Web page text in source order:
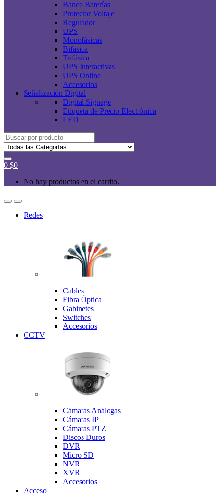
Banco Baterías
Protector Voltaje
Regulador
UPS
Monofásicas
Bifasica
Trifásica
UPS Interactivas
UPS Online
Accesorios
Señalización Digital
Digital Signage
Etiqueta de Precio Electrónica
LED
Buscar
por:
0 $0
No hay productos en el carrito.
Redes
Cables
Fibra Óptica
Gabinetes
Switches
Accesorios
CCTV
Cámaras Análogas
Cámaras IP
Cámaras PTZ
Discos Duros
DVR
Micro SD
NVR
XVR
Accesorios
Acceso